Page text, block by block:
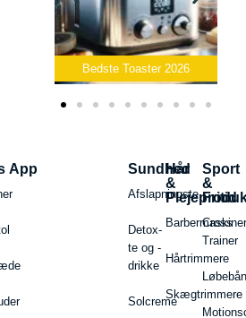
Bedste Toaster 2026
App Sundhed
Afslapningste
Detox-
te og -
drikke
Solcreme
Hår
&
Hårtrimmere
Skægtrimmere
Sport
&
Fritid
Cross
Trainer